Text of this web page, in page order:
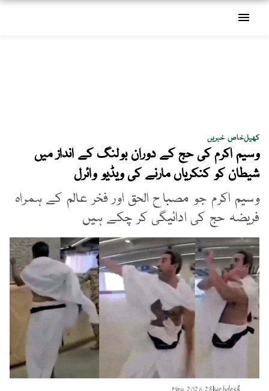
menu
کھیلخاص خبریں
وسیم اکرم کی حج کے دوران بولنگ کے انداز میں
شیطان کو کنکریاں مارنے کی ویڈیو وائرل
وسیم اکرم جو مصباح الحق اور فخر عالم کے ہمراہ
فریضہ حج کی ادائیگی کر چکے ہیں